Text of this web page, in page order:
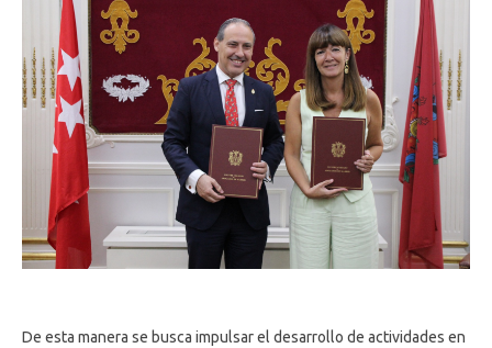
De esta manera se busca impulsar el desarrollo de actividades en